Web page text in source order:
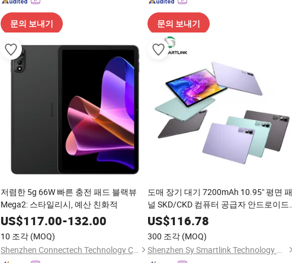
문의 보내기 문의 보내기
저렴한 5g 66W 빠른 충전 패드 블랙뷰
Mega2: 스타일리시, 예산 친화적
US$117.00-132.00
10 조각 (MOQ)
Shenzhen Connectech Technology Co., Ltd.
도매 장기 대기 7200mAh 10.95" 평면 패
널 SKD/CKD 컴퓨터 공급자 안드로이드
13 5MP 전면 웹캠 터치스크린 태블릿 패
드
US$116.78
300 조각 (MOQ)
Shenzhen Sy Smartlink Technology Co., Ltd.